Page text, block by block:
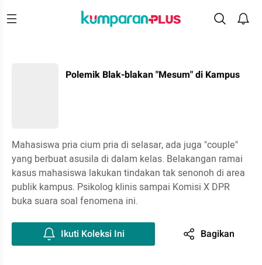
Polemik Blak-blakan "Mesum" di Kampus
Mahasiswa pria cium pria di selasar, ada juga "couple"
yang berbuat asusila di dalam kelas. Belakangan ramai
kasus mahasiswa lakukan tindakan tak senonoh di area
publik kampus. Psikolog klinis sampai Komisi X DPR
buka suara soal fenomena ini.
Ikuti Koleksi Ini Bagikan